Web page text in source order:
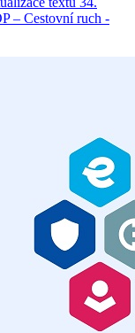
– Cestovní ruch -